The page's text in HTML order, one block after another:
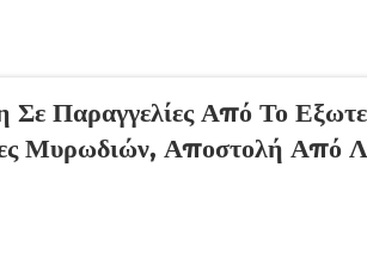
Παραγγελίες Από Το
Μυρωδιών, Αποστολή Από